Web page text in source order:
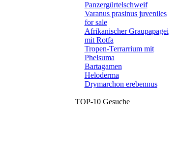
Panzergürtelschweif
Varanus prasinus juveniles
for sale
Afrikanischer Graupapagei
mit Rotfa
Tropen-Terrarrium mit
Phelsuma
Bartagamen
Heloderma
Drymarchon erebennus
TOP-10 Gesuche